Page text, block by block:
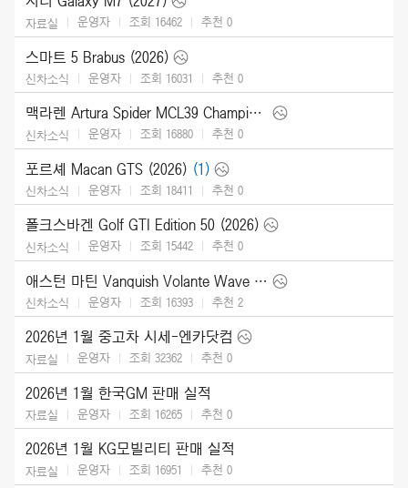
자료실 운영자 조회 16462 추천 0
스마트 5 Brabus (2026)
신차소식 운영자 조회 16031 추천 0
맥라렌 Artura Spider MCL39 Championship Edition (2026)
신차소식 운영자 조회 16880 추천 0
포르셰 Macan GTS (2026) (1)
신차소식 운영자 조회 18411 추천 0
폴크스바겐 Golf GTI Edition 50 (2026)
신차소식 운영자 조회 15442 추천 0
애스턴 마틴 Vanquish Volante Wave Edition (2026)
신차소식 운영자 조회 16393 추천 2
2026년 1월 중고차 시세-엔카닷컴
자료실 운영자 조회 32362 추천 0
2026년 1월 한국GM 판매 실적
자료실 운영자 조회 16265 추천 0
2026년 1월 KG모빌리티 판매 실적
자료실 운영자 조회 16951 추천 0